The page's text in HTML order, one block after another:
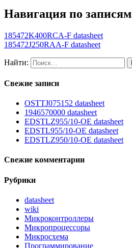
Навигация по записям
185472K400RCA-F datasheet
185472J250RAA-F datasheet
Найти:
Свежие записи
OSTTJ075152 datasheet
1946570000 datasheet
EDSTLZ955/10-OE datasheet
EDSTL955/10-OE datasheet
EDSTLZ950/10-OE datasheet
Свежие комментарии
Рубрики
datasheet
wiki
Микроконтроллеры
Микропроцессоры
Микросхема
Программирование